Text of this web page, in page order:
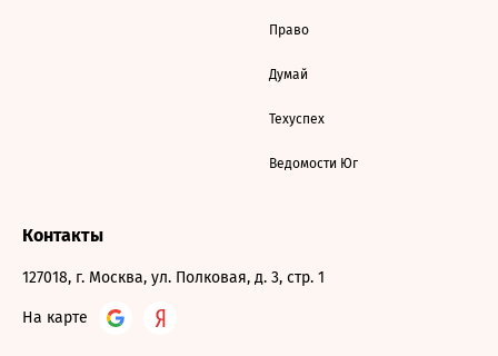
Право
Думай
Техуспех
Ведомости Юг
Контакты
127018, г. Москва, ул. Полковая, д. 3, стр. 1
На карте